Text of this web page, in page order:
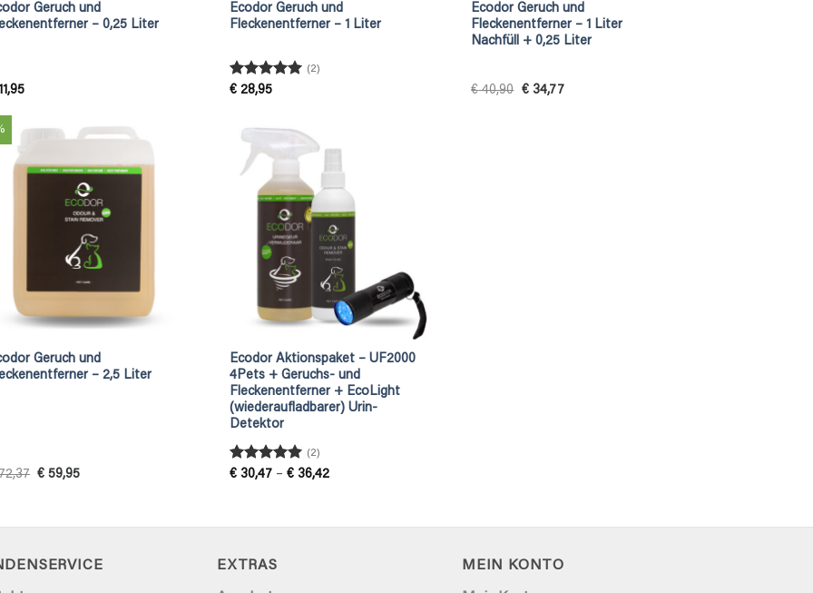
Geruch und
– 0,25 Liter
Ecodor Geruch und
Fleckenentferner – 1 Liter
Rated5
(2)
€28,95
Ecodor Geruch und
Fleckenentferner – 1 Liter
Nachfüll + 0,25 Liter
€40,90 Original
€34,77Current
Geruch und
– 2,5 Liter
Original
€ 59,95Current
Ecodor Aktionspaket – UF2000
4Pets + Geruchs- und
Fleckenentferner + EcoLight
(wiederaufladbarer) Urin-
Detektor
Rated5
(2)
€30,47 – €36,42Price
€ 36,42
EXTRAS MEIN KONTO